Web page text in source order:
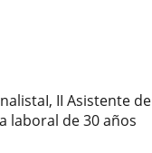
II Asistente de
laboral de 30 años